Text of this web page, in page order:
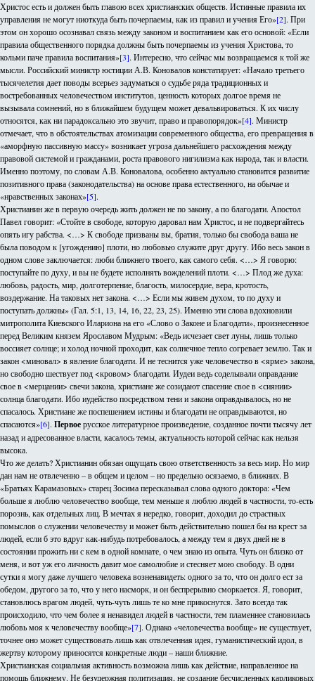
Христос есть и должен быть главою всех христианских обществ. Истинные правила их
управления не могут ниоткуда быть почерпаемы, как из правил и учения Его»[2]. При
этом он хорошо осознавал связь между законом и воспитанием как его основой: «Если
правила общественного порядка должны быть почерпаемы из учения Христова, то
кольми паче правила воспитания»[3]. Интересно, что сейчас мы возвращаемся к той же
мысли. Российский министр юстиции А.В. Коновалов констатирует: «Начало третьего
тысячелетия дает поводы всерьез задуматься о судьбе ряда традиционных и
востребованных человечеством институтов, ценность которых долгое время не
вызывала сомнений, но в ближайшем будущем может девальвироваться. К их числу
относятся, как ни парадоксально это звучит, право и правопорядок»[4]. Министр
отмечает, что в обстоятельствах атомизации современного общества, его превращения в
«аморфную пассивную массу» возникает угроза дальнейшего расхождения между
правовой системой и гражданами, роста правового нигилизма как народа, так и власти.
Именно поэтому, по словам А.В. Коновалова, особенно актуально становится развитие
позитивного права (законодательства) на основе права естественного, на обычае и
«нравственных законах»[5].
Христианин же в первую очередь жить должен не по закону, а по благодати. Апостол
Павел говорит: «Стойте в свободе, которую даровал нам Христос, и не подвергайтесь
опять игу рабства. <…> К свободе призваны вы, братия, только бы свобода ваша не
была поводом к [угождению] плоти, но любовью служите друг другу. Ибо весь закон в
одном слове заключается: люби ближнего твоего, как самого себя. <…> Я говорю:
поступайте по духу, и вы не будете исполнять вожделений плоти. <…> Плод же духа:
любовь, радость, мир, долготерпение, благость, милосердие, вера, кротость,
воздержание. На таковых нет закона. <…> Если мы живем духом, то по духу и
поступать должны» (Гал. 5:1, 13, 14, 16, 22, 23, 25). Именно эти слова вдохновили
митрополита Киевского Илариона на его «Слово о Законе и Благодати», произнесенное
перед Великим князем Ярославом Мудрым: «Ведь исчезает свет луны, лишь только
воссияет солнце; и холод ночной проходит, как солнечное тепло согревает землю. Так и
закон <миновал> в явление благодати. И не теснится уже человечество в <ярме> закона,
но свободно шествует под <кровом> благодати. Иудеи ведь соделывали оправдание
свое в <мерцании> свечи закона, христиане же созидают спасение свое в <сиянии>
солнца благодати. Ибо иудейство посредством тени и закона оправдывалось, но не
спасалось. Христиане же поспешением истины и благодати не оправдываются, но
спасаются»[6]. Первоерусское литературное произведение, созданное почти тысячу лет
назад и адресованное власти, касалось темы, актуальность которой сейчас как нельзя
высока.
Что же делать? Христианин обязан ощущать свою ответственность за весь мир. Но мир
дан нам не отвлеченно – в общем и целом – но предельно осязаемо, в ближних. В
«Братьях Карамазовых» старец Зосима пересказывал слова одного доктора: «Чем
больше я люблю человечество вообще, тем меньше я люблю людей в частности, то-есть
порознь, как отдельных лиц. В мечтах я нередко, говорит, доходил до страстных
помыслов о служении человечеству и может быть действительно пошел бы на крест за
людей, если б это вдруг как-нибудь потребовалось, а между тем я двух дней не в
состоянии прожить ни с кем в одной комнате, о чем знаю из опыта. Чуть он близко от
меня, и вот уж его личность давит мое самолюбие и стесняет мою свободу. В одни
сутки я могу даже лучшего человека возненавидеть: одного за то, что он долго ест за
обедом, другого за то, что у него насморк, и он беспрерывно сморкается. Я, говорит,
становлюсь врагом людей, чуть-чуть лишь те ко мне прикоснутся. Зато всегда так
происходило, что чем более я ненавидел людей в частности, тем пламеннее становилась
любовь моя к человечеству вообще»[7]. Однако «человечества вообще» не существует,
точнее оно может существовать лишь как отвлеченная идея, гуманистический идол, в
жертву которому приносятся конкретные люди – наши ближние.
Христианская социальная активность возможна лишь как действие, направленное на
помощь ближнему. Не безудержная политизация, не создание бесчисленных карликовых